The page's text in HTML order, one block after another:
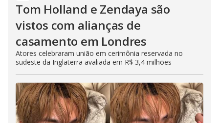
Tom Holland e Zendaya são
vistos com alianças de
casamento em Londres
Atores celebraram união em cerimônia reservada no
sudeste da Inglaterra avaliada em R$ 3,4 milhões